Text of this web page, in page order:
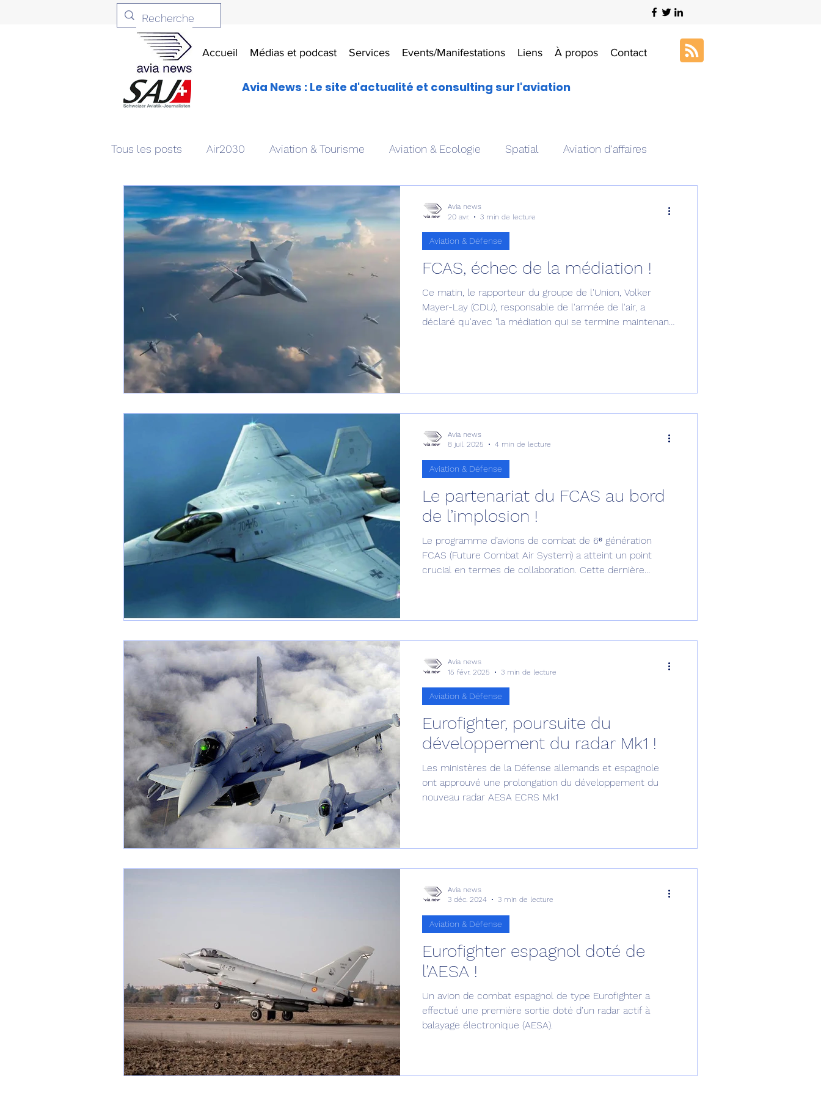
Accueil Médias et podcast Services Events/Manifestations Liens À propos Contact
Avia News : Le site d'actualité et consulting sur l'aviation
Tous les posts Air2030 Aviation & Tourisme Aviation & Ecologie Spatial Aviation d'affaires
Aviation & Défense Livres Drones aériens
Patrimoine aéronautique Avionique & pilotage Avion expérimental
Motorisation Défense sol-air DSA Amphibie Drones Composante ESPACE
Shenyang J-35 Bombardier Global 6500 Fret aérien
Airbus H145M Opération militaire au Vénézuela Simulateur avion de combat Avionneurs
FCAS, échec de la médiation !
Ce matin, le rapporteur du groupe de l'Union, Volker
Mayer-Lay (CDU), responsable de l'armée de l'air, a
déclaré qu'avec "la médiation qui se termine maintenant,
Aviation & Défense
Avia news
20 avr.
3 min de lecture
Le partenariat du FCAS au bord
de l’implosion !
Le programme d’avions de combat de 6ᵉ génération
FCAS (Future Combat Air System) a atteint un point
crucial en termes de collaboration. Cette dernière
Aviation & Défense
Avia news
8 juil. 2025
4 min de lecture
Eurofighter, poursuite du
développement du radar Mk1 !
Les ministères de la Défense allemands et espagnole
ont approuvé une prolongation du développement du
nouveau radar AESA ECRS Mk1
Aviation & Défense
Avia news
15 févr. 2025
3 min de lecture
Eurofighter espagnol doté de
l’AESA !
Un avion de combat espagnol de type Eurofighter a
effectué une première sortie doté d’un radar actif à
balayage électronique (AESA).
Aviation & Défense
Avia news
3 déc. 2024
3 min de lecture